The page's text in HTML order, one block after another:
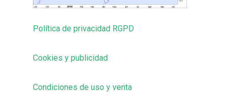
Política de privacidad RGPD
Cookies y publicidad
Condiciones de uso y venta